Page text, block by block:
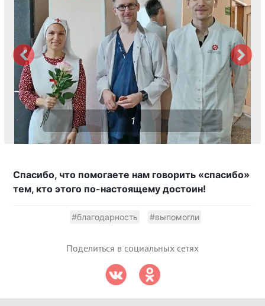
1
Спасибо, что помогаете нам говорить «спасибо»
тем, кто этого по-настоящему достоин!
#благодарность #выпомогли
Поделиться в социальных сетях